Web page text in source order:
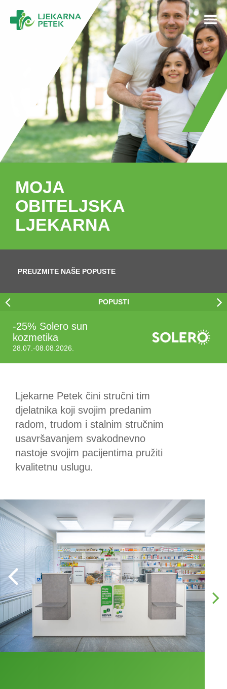
MOJA
OBITELJSKA
LJEKARNA
PREUZMITE NAŠE POPUSTE
POPUSTI
-25% Solero sun
kozmetika
28.07.-08.08.2026.
Ljekarne Petek čini stručni tim
djelatnika koji svojim predanim
radom, trudom i stalnim stručnim
usavršavanjem svakodnevno
nastoje svojim pacijentima pružiti
kvalitetnu uslugu.